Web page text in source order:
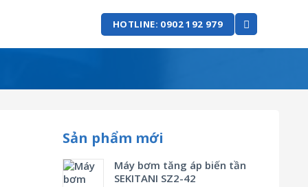
HOTLINE: 0902 192 979
Sản phẩm mới
Máy bơm tăng áp biến tần
SEKITANI SZ2-42